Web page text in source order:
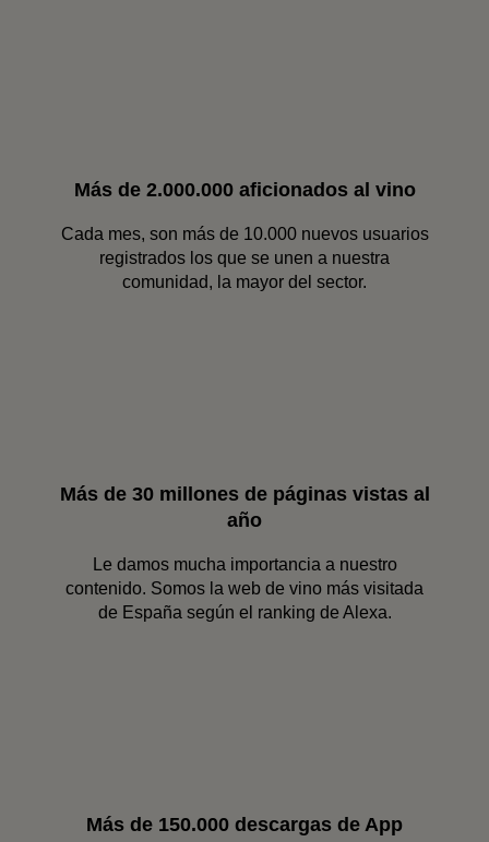
Más de 2.000.000 aficionados al vino
Cada mes, son más de 10.000 nuevos usuarios
registrados los que se unen a nuestra
comunidad, la mayor del sector.
Más de 30 millones de páginas vistas al
año
Le damos mucha importancia a nuestro
contenido. Somos la web de vino más visitada
de España según el ranking de Alexa.
Más de 150.000 descargas de App